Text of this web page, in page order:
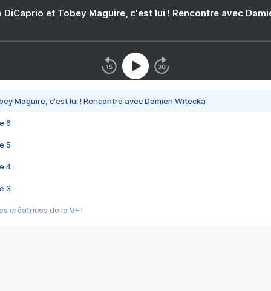
DiCaprio et Tobey Maguire, c'est lui ! Rencontre avec
Maguire, c'est lui ! Rencontre avec Damien Witecka
6
5
4
3
créatrices de la VF !